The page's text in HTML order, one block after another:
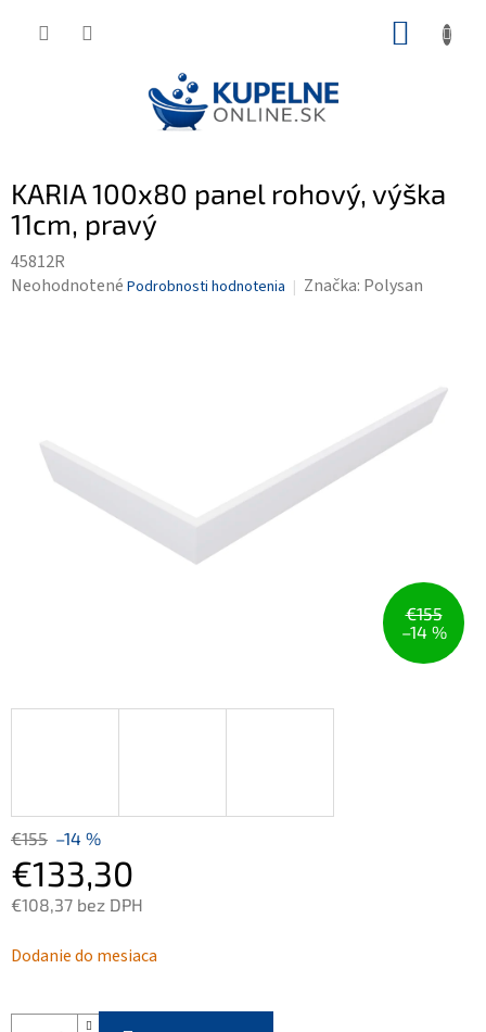
KARIA 100x80 panel rohový, výška
11cm, pravý
45812R
Priemerné
hviezdičiek.
Neohodnotené Podrobnosti hodnotenia Značka: Polysan
€155
–14 %
€155 –14 %
€133,30
€108,37 bez DPH
cena:
Dodanie do mesiaca